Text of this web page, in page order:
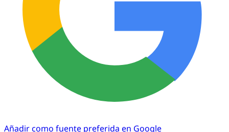
Añadir como fuente preferida en Google